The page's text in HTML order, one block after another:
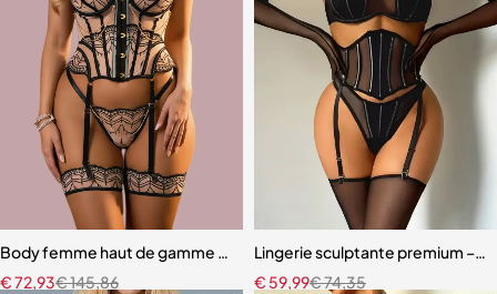
Body femme haut de gamme – Lingerie en maille au design raffiné
€145,86
€72,93
Lingerie sculptante premium –
€74,35
€ 59,99